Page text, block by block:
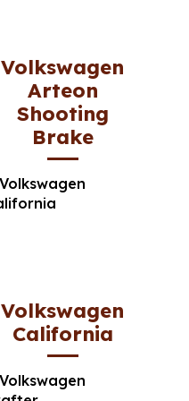
Volkswagen
Arteon
Shooting
Brake
Volkswagen
California